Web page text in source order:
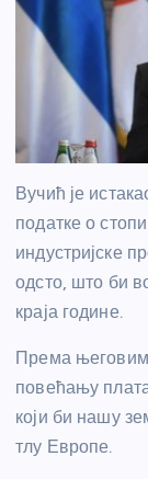
Вучић је
податке о
индустријске
одсто, што би
краја године.
Према његовим
повећању
који би нашу
тлу Европе.